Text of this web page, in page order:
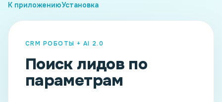
К приложениюУстановка
CRM РОБОТЫ + AI 2.0
Поиск лидов по
параметрам